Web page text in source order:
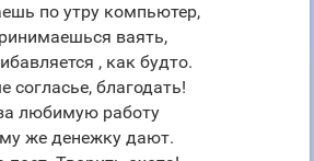
по утру компьютер,
ваять,
, как будто.
согласье, благодать!
любимую работу
же денежку дают.